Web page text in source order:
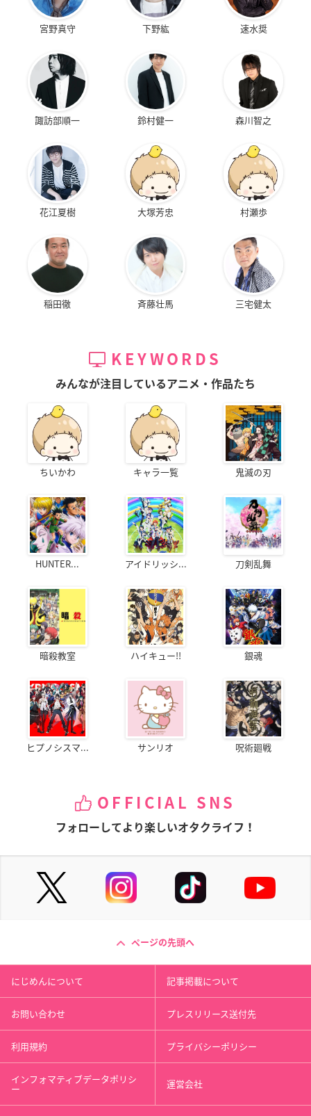
宮野真守 下野紘 速水奨
諏訪部順一 鈴村健一 森川智之
花江夏樹 大塚芳忠 村瀬歩
稲田徹 斉藤壮馬 三宅健太
KEYWORDS
みんなが注目しているアニメ・作品たち
ちいかわ キャラ一覧 鬼滅の刃
HUNTER... アイドリッシ... 刀剣乱舞
暗殺教室 ハイキュー!! 銀魂
ヒプノシスマ... サンリオ 呪術廻戦
OFFICIAL SNS
フォローしてより楽しいオタクライフ！
ページの先頭へ
にじめんについて 記事掲載について
お問い合わせ プレスリリース送付先
利用規約 プライバシーポリシー
インフォマティブデータポリシ
ー 運営会社